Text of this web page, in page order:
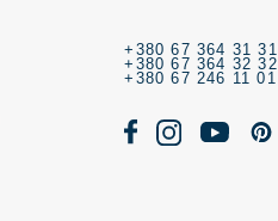
+380 67 364 31 31
+380 67 364 32 32
+380 67 246 11 01